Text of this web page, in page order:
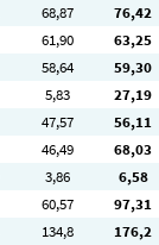
68,87 76,42
61,90 63,25
58,64 59,30
5,83 27,19
47,57 56,11
46,49 68,03
3,86 6,58
60,57 97,31
134,8 176,2